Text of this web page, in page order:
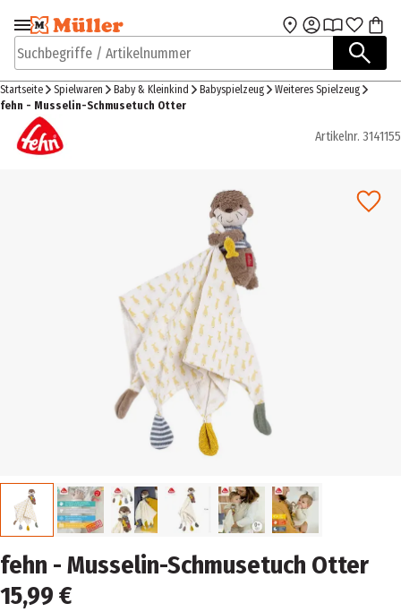
Zur Navigation
springen
Zum Hauptinhalt
Suchbegriffe / Artikelnummer
Startseite Spielwaren Baby & Kleinkind Babyspielzeug
Weiteres Spielzeug
fehn - Musselin-Schmusetuch Otter
Artikelnr. 3141155
fehn - Musselin-Schmusetuch Otter
15,99 €